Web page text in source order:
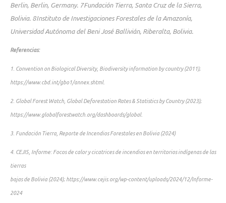
Berlin, Berlin, Germany. 7Fundación Tierra, Santa Cruz de la Sierra,
Bolivia. 8Instituto de Investigaciones Forestales de la Amazonía,
UniversidadAutónoma del Beni José Ballivián, Riberalta, Bolivia.
Referencias:
1. Convention on Biological Diversity, Biodiversity information by country (2011);
https://www.cbd.int/gbo1/annex.shtml.
2. Global Forest Watch, Global Deforestation Rates & Statistics by Country (2023);
https://www.globalforestwatch.org/dashboards/global.
3. Fundación Tierra, Reporte de Incendios Forestales en Bolivia (2024)
4. CEJIS, Informe: Focos de calor y cicatrices de incendios en territorios indígenas de las
tierras
bajas de Bolivia (2024); https://www.cejis.org/wp-content/uploads/2024/12/Informe-
2024